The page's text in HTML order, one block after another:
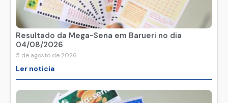
Resultado da Mega-Sena em Barueri no dia
04/08/2026
5 de agosto de 2026
Ler noticia